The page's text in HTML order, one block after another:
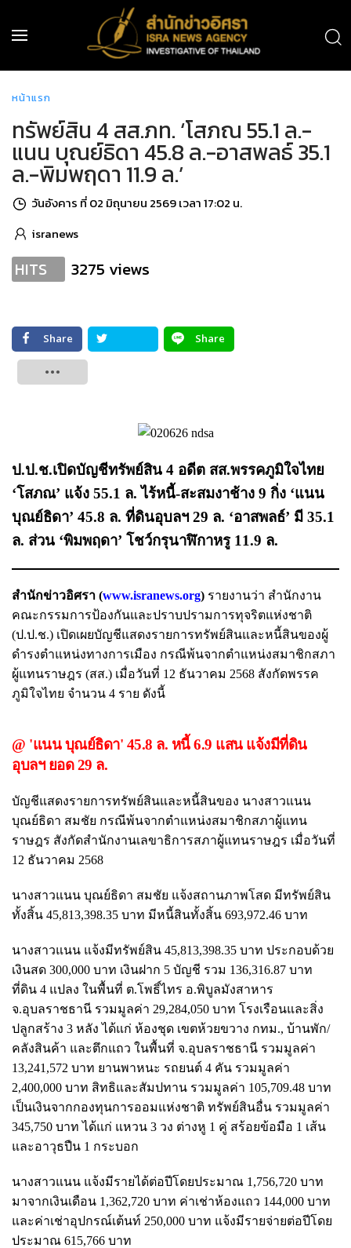
หน้าแรก
ทรัพย์สิน 4 สส.ภท. ‘โสภณ 55.1 ล.-
แนน บุณย์ธิดา 45.8 ล.-อาสพลธ์ 35.1
ล.-พิมพฤดา 11.9 ล.’
วันอังคาร ที่ 02 มิถุนายน 2569 เวลา 17:02 น.
isranews
HITS 3275 views
Share
Share
ป.ป.ช.เปิดบัญชีทรัพย์สิน 4 อดีต สส.พรรคภูมิใจไทย
‘โสภณ’ แจ้ง 55.1 ล. ไร้หนี้-สะสมงาช้าง 9 กิ่ง ‘แนน
บุณย์ธิดา’ 45.8 ล. ที่ดินอุบลฯ 29 ล. ‘อาสพลธ์’ มี 35.1
ล. ส่วน ‘พิมพฤดา’ โชว์กรุนาฬิกาหรู 11.9 ล.
สำนักข่าวอิศรา (www.isranews.org) รายงานว่า สำนักงาน
คณะกรรมการป้องกันและปราบปรามการทุจริตแห่งชาติ
(ป.ป.ช.) เปิดเผยบัญชีแสดงรายการทรัพย์สินและหนี้สินของผู้
ดำรงตำแหน่งทางการเมือง กรณีพ้นจากตำแหน่งสมาชิกสภา
ผู้แทนราษฎร (สส.) เมื่อวันที่ 12 ธันวาคม 2568 สังกัดพรรค
ภูมิใจไทย จำนวน 4 ราย ดังนี้
@ 'แนน บุณย์ธิดา' 45.8 ล. หนี้ 6.9 แสน แจ้งมีที่ดิน
อุบลฯ ยอด 29 ล.
บัญชีแสดงรายการทรัพย์สินและหนี้สินของ นางสาวแนน
บุณย์ธิดา สมชัย กรณีพ้นจากตำแหน่งสมาชิกสภาผู้แทน
ราษฎร สังกัดสำนักงานเลขาธิการสภาผู้แทนราษฎร เมื่อวันที่
12 ธันวาคม 2568
นางสาวแนน บุณย์ธิดา สมชัย แจ้งสถานภาพโสด มีทรัพย์สิน
ทั้งสิ้น 45,813,398.35 บาท มีหนี้สินทั้งสิ้น 693,972.46 บาท
นางสาวแนน แจ้งมีทรัพย์สิน 45,813,398.35 บาท ประกอบด้วย
เงินสด 300,000 บาท เงินฝาก 5 บัญชี รวม 136,316.87 บาท
ที่ดิน 4 แปลง ในพื้นที่ ต.โพธิ์ไทร อ.พิบูลมังสาหาร
จ.อุบลราชธานี รวมมูลค่า 29,284,050 บาท โรงเรือนและสิ่ง
ปลูกสร้าง 3 หลัง ได้แก่ ห้องชุด เขตห้วยขวาง กทม., บ้านพัก/
คลังสินค้า และตึกแถว ในพื้นที่ จ.อุบลราชธานี รวมมูลค่า
13,241,572 บาท ยานพาหนะ รถยนต์ 4 คัน รวมมูลค่า
2,400,000 บาท สิทธิและสัมปทาน รวมมูลค่า 105,709.48 บาท
เป็นเงินจากกองทุนการออมแห่งชาติ ทรัพย์สินอื่น รวมมูลค่า
345,750 บาท ได้แก่ แหวน 3 วง ต่างหู 1 คู่ สร้อยข้อมือ 1 เส้น
และอาวุธปืน 1 กระบอก
นางสาวแนน แจ้งมีรายได้ต่อปีโดยประมาณ 1,756,720 บาท
มาจากเงินเดือน 1,362,720 บาท ค่าเช่าห้องแถว 144,000 บาท
และค่าเช่าอุปกรณ์เต้นท์ 250,000 บาท แจ้งมีรายจ่ายต่อปีโดย
ประมาณ 615,766 บาท